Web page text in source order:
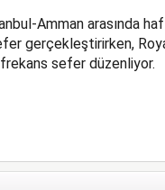
Amman arasında
gerçekleştirirken,
sefer düzenliyor.